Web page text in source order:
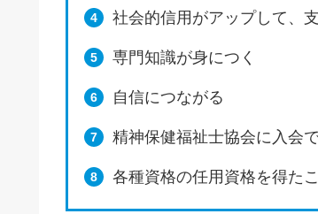
社会的信用がアップして、
専門知識が身につく
自信につながる
精神保健福祉士協会に入会
各種資格の任用資格を得た